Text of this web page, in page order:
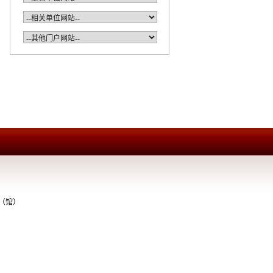
馆）